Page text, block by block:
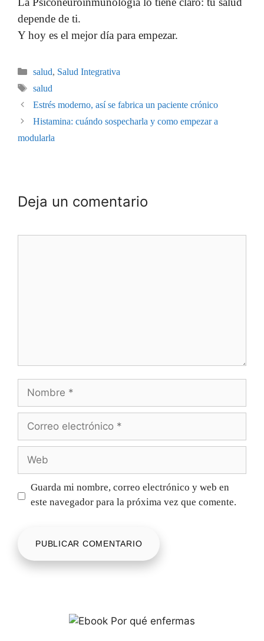
depende de ti.
Y hoy es el mejor día para empezar.
salud, Salud Integrativa
salud
Estrés moderno, así se fabrica un paciente crónico
Histamina: cuándo sospecharla y como empezar a
modularla
Deja un comentario
Guarda mi nombre, correo electrónico y web en
este navegador para la próxima vez que comente.